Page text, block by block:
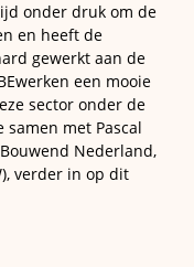
onder druk om de
en heeft de
gewerkt aan de
een mooie
sector onder de
met Pascal
Nederland,
verder in op dit